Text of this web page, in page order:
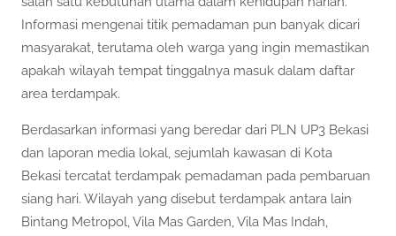
Informasi mengenai titik pemadaman pun banyak dicari
masyarakat, terutama oleh warga yang ingin memastikan
apakah wilayah tempat tinggalnya masuk dalam daftar
area terdampak.
Berdasarkan informasi yang beredar dari PLN UP3 Bekasi
dan laporan media lokal, sejumlah kawasan di Kota
Bekasi tercatat terdampak pemadaman pada pembaruan
siang hari. Wilayah yang disebut terdampak antara lain
Bintang Metropol, Vila Mas Garden, Vila Mas Indah,